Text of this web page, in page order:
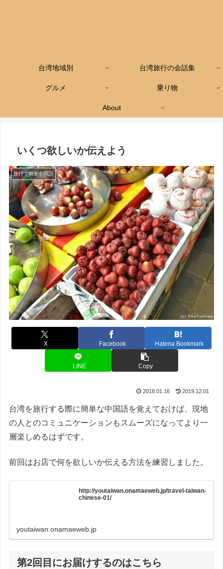
台湾地域別 台湾旅行の会話集
グルメ 乗り物
About
いくつ欲しいか伝えよう
旅行で簡単中国語
X Facebook Hatena Bookmark
LINE Copy
2018.01.16 2019.12.01
台湾を旅行する際に簡単な中国語を覚えておけば、現地
の人とのコミュニケーションもスムーズになってより一
層楽しめるはずです。
前回はお店で何を欲しいか伝える方法を練習しました。
http://youtaiwan.onamaeweb.jp/travel-taiwan-
chinese-01/
youtaiwan.onamaeweb.jp
第2回目にお届けするのはこちら